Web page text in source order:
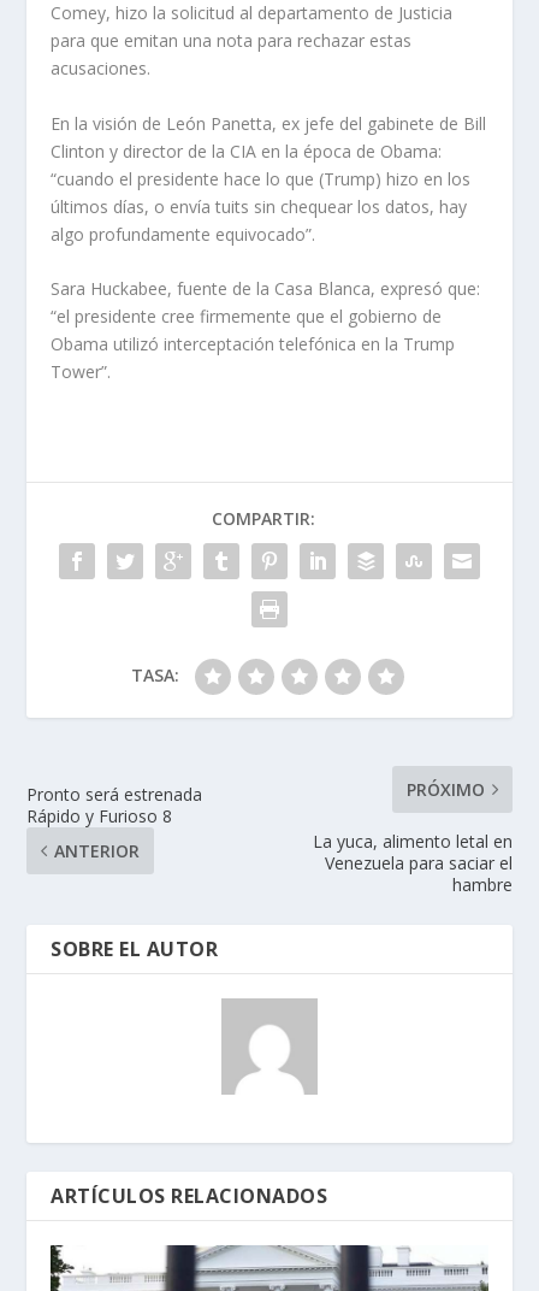
Comey, hizo la solicitud al departamento de Justicia
para que emitan una nota para rechazar estas
acusaciones.
En la visión de León Panetta, ex jefe del gabinete de Bill
Clinton y director de la CIA en la época de Obama:
“cuando el presidente hace lo que (Trump) hizo en los
últimos días, o envía tuits sin chequear los datos, hay
algo profundamente equivocado”.
Sara Huckabee, fuente de la Casa Blanca, expresó que:
“el presidente cree firmemente que el gobierno de
Obama utilizó interceptación telefónica en la Trump
Tower”.
COMPARTIR:
TASA:
Pronto será estrenada
Rápido y Furioso 8
ANTERIOR
PRÓXIMO
La yuca, alimento letal en
Venezuela para saciar el
hambre
SOBRE EL AUTOR
ARTÍCULOS RELACIONADOS